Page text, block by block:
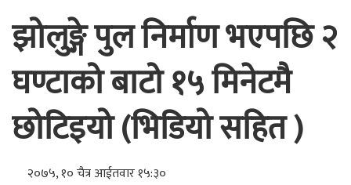
झोलुङ्गे पुल निर्माण भएपछि २
घण्टाको बाटो १५ मिनेटमै
छोटिइयो (भिडियो सहित )
२०७५, १० चैत्र आईतवार १५:३०